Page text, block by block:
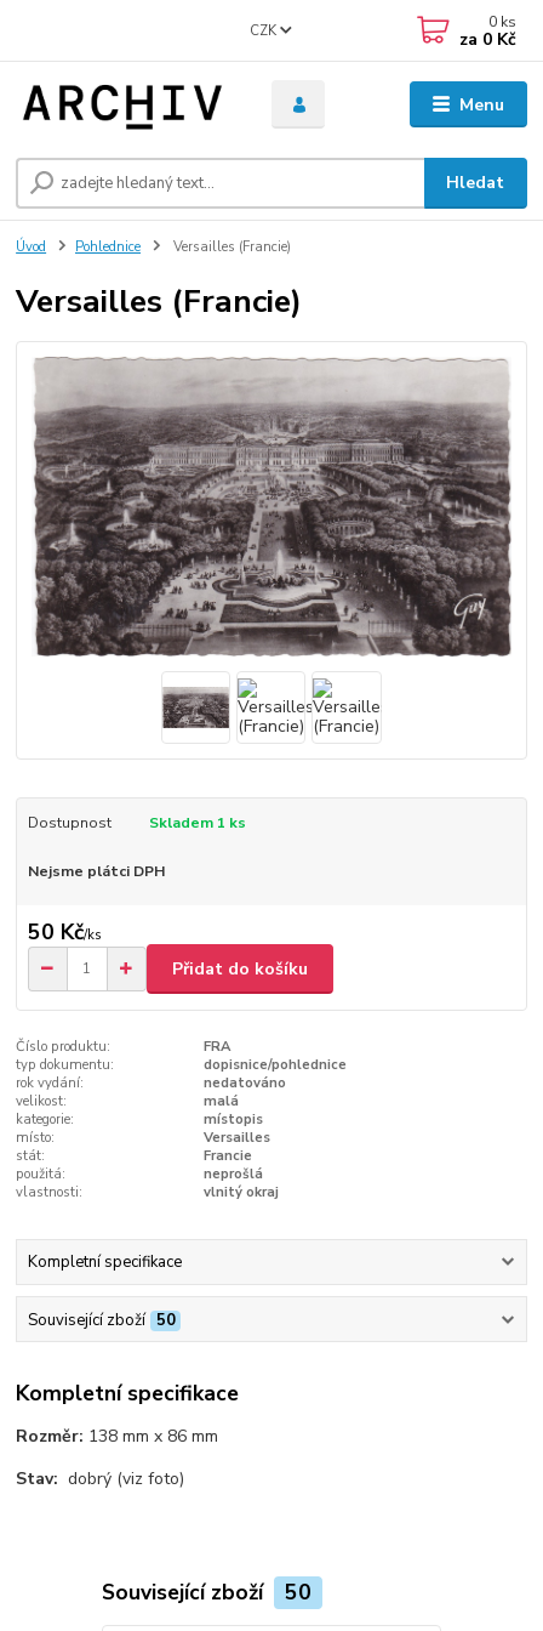
Menu
CZK
Hledat
0 ks
za 0 Kč
Úvod Pohlednice Versailles (Francie)
Versailles (Francie)
Dostupnost Skladem 1 ks
Nejsme plátci DPH
50 Kč/ks
Přidat do košíku
Číslo produktu:
FRA
typ dokumentu:
dopisnice/pohlednice
rok vydání:
nedatováno
velikost:
malá
kategorie:
místopis
místo:
Versailles
stát:
Francie
použitá:
neprošlá
vlastnosti:
vlnitý okraj
Kompletní specifikace
Související zboží 50
Kompletní specifikace
Rozměr: 138 mm x 86 mm
Stav: dobrý (viz foto)
Související zboží 50